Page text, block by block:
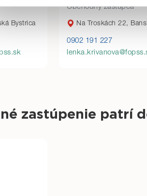
kedykoľvek zmeniť v časti
Bystrica
Obchodný zástupca
Na Troskách 22,
0902 191 227
zastúpenie patrí